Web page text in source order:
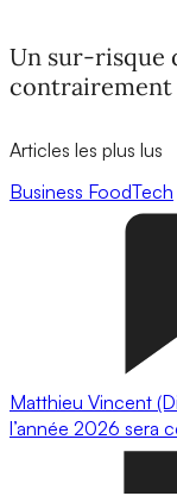
Un sur-risque
contrairement
Articles les plus lus
Business FoodTech
Matthieu Vincent
l’année 2026 sera